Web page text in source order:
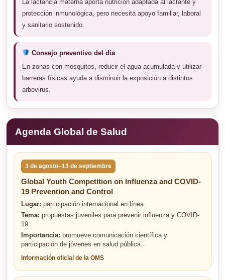
La lactancia materna aporta nutrición adaptada al lactante y
protección inmunológica, pero necesita apoyo familiar, laboral
y sanitario sostenido.
Consejo preventivo del día
En zonas con mosquitos, reducir el agua acumulada y utilizar
barreras físicas ayuda a disminuir la exposición a distintos
arbovirus.
Agenda Global de Salud
3 de agosto–13 de septiembre
Global Youth Competition on Influenza and COVID-
19 Prevention and Control
Lugar: participación internacional en línea.
Tema: propuestas juveniles para prevenir influenza y COVID-
19.
Importancia: promueve comunicación científica y
participación de jóvenes en salud pública.
Información oficial de la OMS